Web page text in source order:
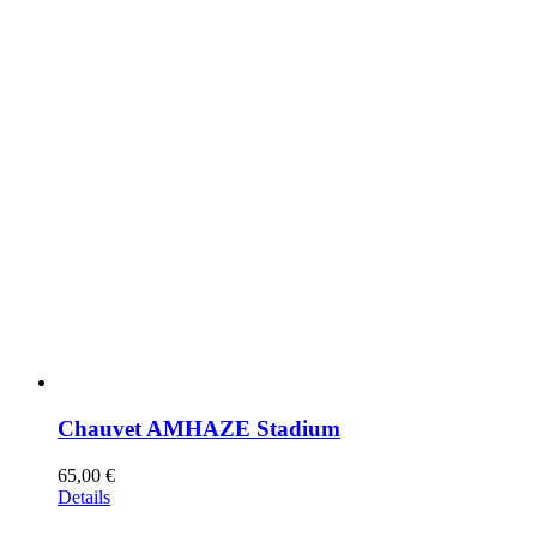
Chauvet AMHAZE Stadium
65,00 €
Details